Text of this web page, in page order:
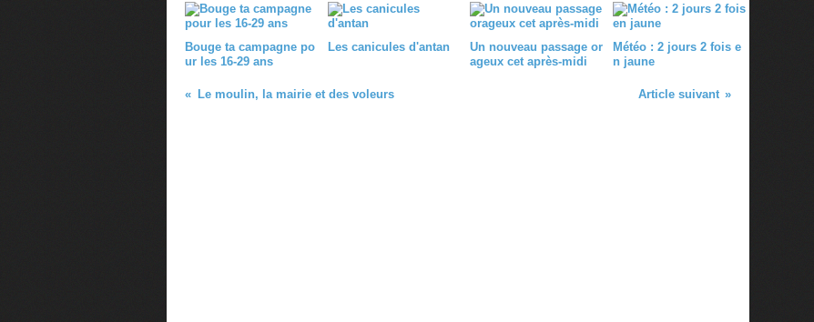
Bouge ta campagne po
ur les 16-29 ans
Les canicules d'antan
Un nouveau passage or
ageux cet après-midi
Météo : 2 jours 2 fois e
n jaune
Le moulin, la mairie et des voleurs Article suivant